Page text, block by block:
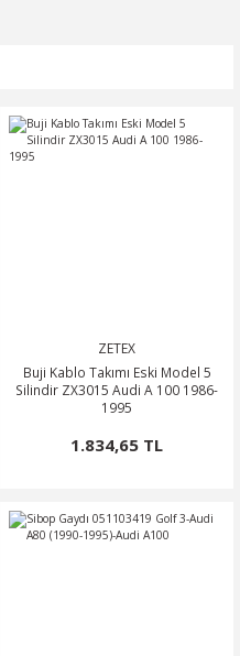
ZETEX
Buji Kablo Takımı Eski Model 5
Silindir ZX3015 Audi A 100 1986-
1995
1.834,65 TL